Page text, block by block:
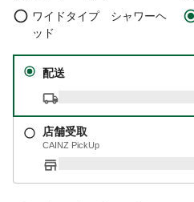
ワイドタイプ シャワーヘ
ッド
配送
店舗受取
CAINZ PickUp